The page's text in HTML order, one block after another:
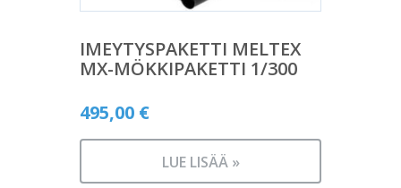
IMEYTYSPAKETTI MELTEX
MX-MÖKKIPAKETTI 1/300
495,00 €
LUE LISÄÄ »